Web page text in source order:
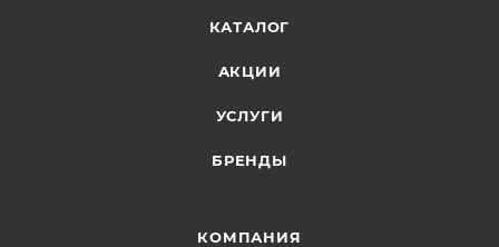
КАТАЛОГ
АКЦИИ
УСЛУГИ
БРЕНДЫ
КОМПАНИЯ